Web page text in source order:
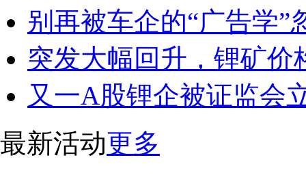
别再被车企的“广告学”
突发大幅回升，锂矿价
又一A股锂企被证监会
最新活动更多